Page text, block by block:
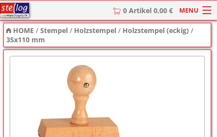
0 Artikel 0,00 € MENU
HOME
Stempel
Stempel-Textplatten
HOME /Stempel / Holzstempel / Holzstempel (eckig) /
35x110 mm